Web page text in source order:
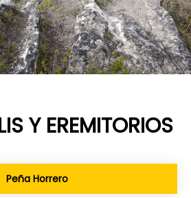
Y EREMITORIOS
Peña Horrero